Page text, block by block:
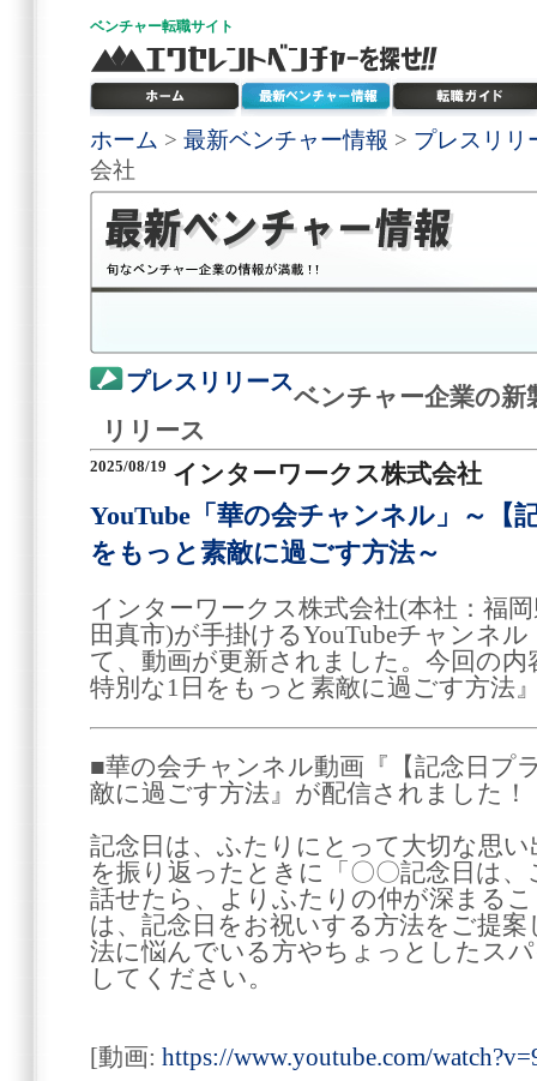
ベンチャー転職サイト
ホーム > 最新ベンチャー情報 > プレスリリ
会社
プレスリリース
ベンチャー企業の新
リリース
2025/08/19 インターワークス株式会社
YouTube「華の会チャンネル」～【
をもっと素敵に過ごす方法～
インターワークス株式会社(本社：福
田真市)が手掛けるYouTubeチャンネ
て、動画が更新されました。今回の
特別な1日をもっと素敵に過ごす方法
■華の会チャンネル動画『【記念日プ
敵に過ごす方法』が配信されました！
記念日は、ふたりにとって大切な思
を振り返ったときに「〇〇記念日は
話せたら、よりふたりの仲が深まる
は、記念日をお祝いする方法をご提
法に悩んでいる方やちょっとしたス
してください。
[動画: https://www.youtube.com/